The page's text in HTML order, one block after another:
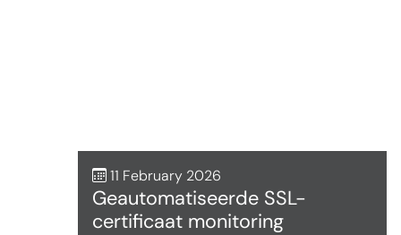
11 February 2026
Geautomatiseerde SSL-
certificaat monitoring